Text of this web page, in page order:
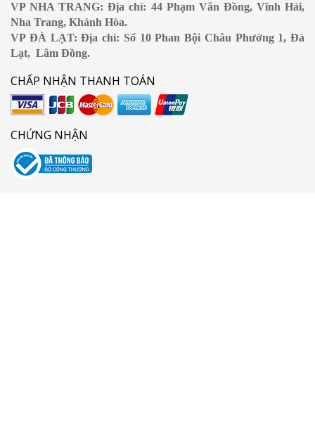
VP NHA TRANG: Địa chỉ: 44 Phạm Văn Đồng, Vĩnh Hải,
Nha Trang, Khánh Hòa.
VP ĐÀ LẠT: Địa chỉ: Số 10 Phan Bội Châu Phường 1, Đà
Lạt, Lâm Đồng.
CHẤP NHẬN THANH TOÁN
CHỨNG NHẬN